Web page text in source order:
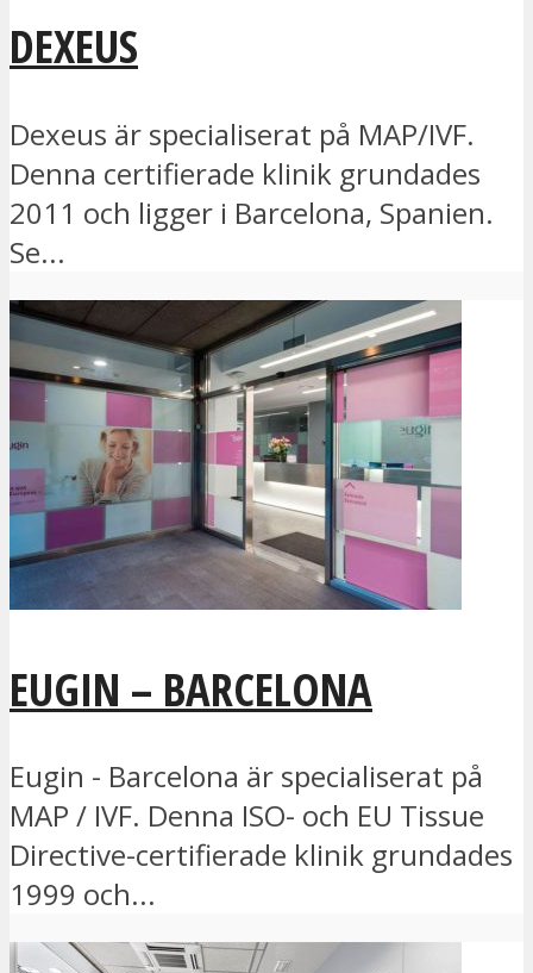
DEXEUS
Dexeus är specialiserat på MAP/IVF.
Denna certifierade klinik grundades
2011 och ligger i Barcelona, Spanien.
Se...
EUGIN – BARCELONA
Eugin - Barcelona är specialiserat på
MAP / IVF. Denna ISO- och EU Tissue
Directive-certifierade klinik grundades
1999 och...